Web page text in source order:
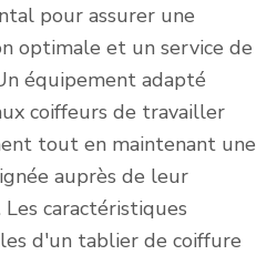
pour assurer une
optimale et un service de
équipement adapté
coiffeurs de travailler
tout en maintenant une
auprès de leur
caractéristiques
d'un tablier de coiffure